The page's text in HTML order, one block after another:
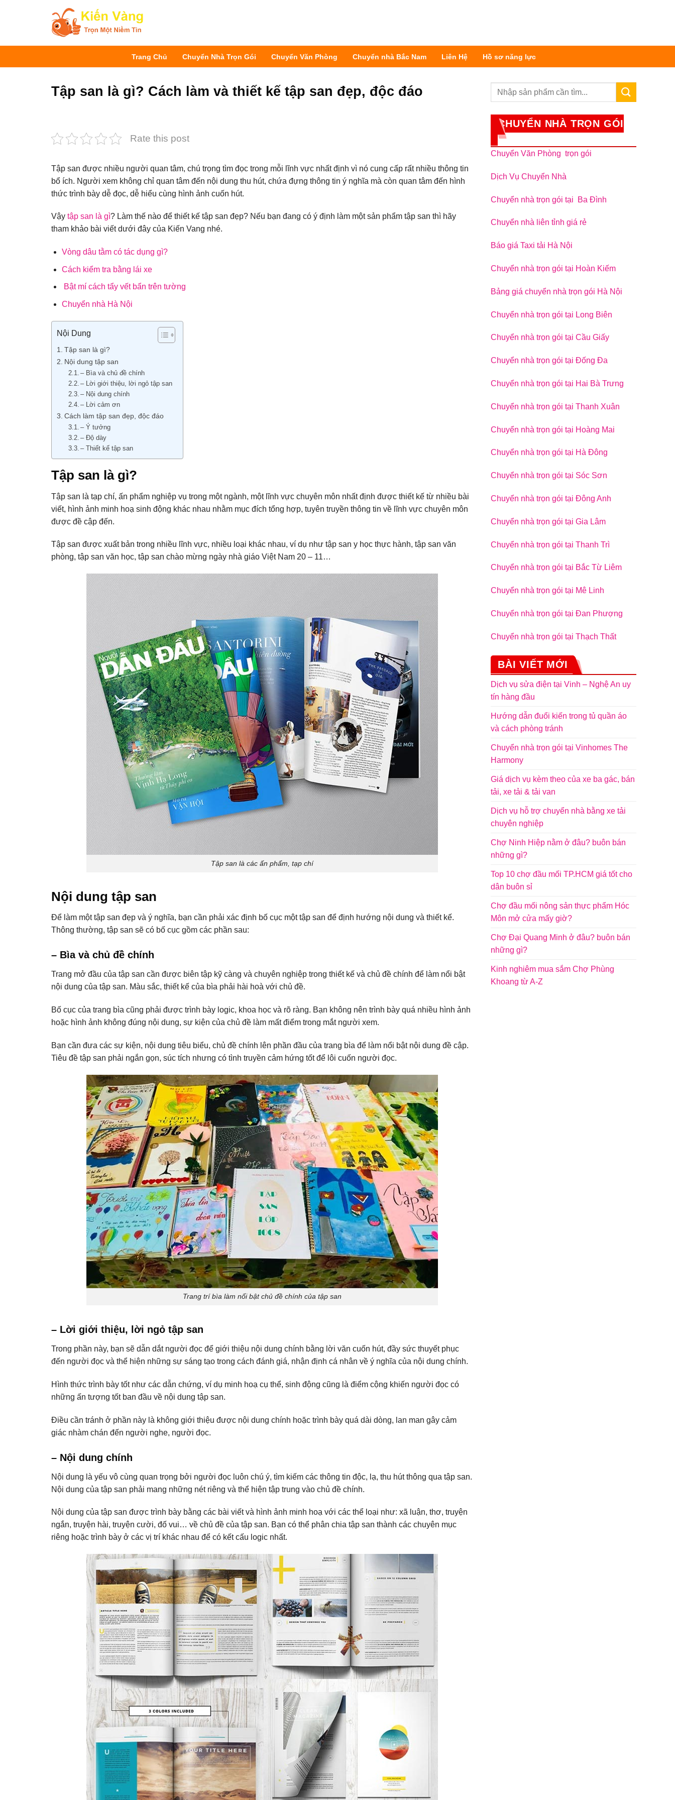
dung
Trang Chủ Chuyển Nhà Trọn Gói Chuyển Văn Phòng Chuyển nhà Bắc Nam Liên Hệ Hồ sơ năng lực
Tập san là gì? Cách làm và thiết kế tập san đẹp, độc đáo
Rate this post
Tập san được nhiều người quan tâm, chú trọng tìm đọc trong mỗi lĩnh vực nhất định vì nó cung cấp rất nhiều thông tin
bổ ích. Người xem không chỉ quan tâm đến nội dung thu hút, chứa đựng thông tin ý nghĩa mà còn quan tâm đến hình
thức trình bày dễ đọc, dễ hiểu cùng hình ảnh cuốn hút.
Vậy tập san là gì? Làm thế nào để thiết kế tập san đẹp? Nếu bạn đang có ý định làm một sản phẩm tập san thì hãy
tham khảo bài viết dưới đây của Kiến Vang nhé.
Vòng dâu tằm có tác dụng gì?
Cách kiểm tra bằng lái xe
Bật mí cách tẩy vết bẩn trên tường
Chuyển nhà Hà Nội
Nội Dung
Tập san là gì?
Nội dung tập san
– Bìa và chủ đề chính
– Lời giới thiệu, lời ngỏ tập san
– Nội dung chính
– Lời cảm ơn
Cách làm tập san đẹp, độc đáo
– Ý tưởng
– Độ dày
– Thiết kế tập san
Tập san là gì?
Tập san là tạp chí, ấn phẩm nghiệp vụ trong một ngành, một lĩnh vực chuyên môn nhất định được thiết kế từ nhiều bài
viết, hình ảnh minh hoạ sinh động khác nhau nhằm mục đích tổng hợp, tuyên truyền thông tin về lĩnh vực chuyên môn
được đề cập đến.
Tập san được xuất bản trong nhiều lĩnh vực, nhiều loại khác nhau, ví dụ như tập san y học thực hành, tập san văn
phòng, tập san văn học, tập san chào mừng ngày nhà giáo Việt Nam 20 – 11…
Tập san là các ấn phẩm, tạp chí
Nội dung tập san
Để làm một tập san đẹp và ý nghĩa, bạn cần phải xác định bố cục một tập san để định hướng nội dung và thiết kế.
Thông thường, tập san sẽ có bố cục gồm các phần sau:
– Bìa và chủ đề chính
Trang mở đầu của tập san cần được biên tập kỹ càng và chuyên nghiệp trong thiết kế và chủ đề chính để làm nổi bật
nội dung của tập san. Màu sắc, thiết kế của bìa phải hài hoà với chủ đề.
Bố cục của trang bìa cũng phải được trình bày logic, khoa học và rõ ràng. Bạn không nên trình bày quá nhiều hình ảnh
hoặc hình ảnh không đúng nội dung, sự kiện của chủ đề làm mất điểm trong mắt người xem.
Bạn cần đưa các sự kiện, nội dung tiêu biểu, chủ đề chính lên phần đầu của trang bìa để làm nổi bật nội dung đề cập.
Tiêu đề tập san phải ngắn gọn, súc tích nhưng có tình truyền cảm hứng tốt để lôi cuốn người đọc.
Trang trí bìa làm nổi bật chủ đề chính của tập san
– Lời giới thiệu, lời ngỏ tập san
Trong phần này, bạn sẽ dẫn dắt người đọc để giới thiệu nội dung chính bằng lời văn cuốn hút, đầy sức thuyết phục
đến người đọc và thể hiện những sự sáng tạo trong cách đánh giá, nhận định cá nhân về ý nghĩa của nội dung chính.
Hình thức trình bày tốt như các dẫn chứng, ví dụ minh hoạ cụ thể, sinh động cũng là điểm cộng khiến người đọc có
những ấn tượng tốt ban đầu về nội dung tập san.
Điều cần tránh ở phần này là không giới thiệu được nội dung chính hoặc trình bày quá dài dòng, lan man gây cảm
giác nhàm chán đến người nghe, người đọc.
– Nội dung chính
Nội dung là yếu vô cùng quan trọng bởi người đọc luôn chú ý, tìm kiếm các thông tin độc, lạ, thu hút thông qua tập san.
Nội dung của tập san phải mang những nét riêng và thể hiện tập trung vào chủ đề chính.
Nội dung của tập san được trình bày bằng các bài viết và hình ảnh minh hoạ với các thể loại như: xã luận, thơ, truyện
ngắn, truyện hài, truyện cười, đố vui… về chủ đề của tập san. Bạn có thể phân chia tập san thành các chuyên mục
riêng hoặc trình bày ở các vị trí khác nhau để có kết cấu logic nhất.
CHUYỂN NHÀ TRỌN GÓI
Chuyển Văn Phòng trọn gói
Dịch Vụ Chuyển Nhà
Chuyển nhà trọn gói tại Ba Đình
Chuyển nhà liên tỉnh giá rẻ
Báo giá Taxi tải Hà Nội
Chuyển nhà trọn gói tại Hoàn Kiếm
Bảng giá chuyển nhà trọn gói Hà Nội
Chuyển nhà trọn gói tại Long Biên
Chuyển nhà trọn gói tại Cầu Giấy
Chuyển nhà trọn gói tại Đống Đa
Chuyển nhà trọn gói tại Hai Bà Trưng
Chuyển nhà trọn gói tại Thanh Xuân
Chuyển nhà trọn gói tại Hoàng Mai
Chuyển nhà trọn gói tại Hà Đông
Chuyển nhà trọn gói tại Sóc Sơn
Chuyển nhà trọn gói tại Đông Anh
Chuyển nhà trọn gói tại Gia Lâm
Chuyển nhà trọn gói tại Thanh Trì
Chuyển nhà trọn gói tại Bắc Từ Liêm
Chuyển nhà trọn gói tại Mê Linh
Chuyển nhà trọn gói tại Đan Phượng
Chuyển nhà trọn gói tại Thạch Thất
BÀI VIẾT MỚI
Dịch vụ sửa điện tại Vinh – Nghệ An uy
tín hàng đầu
Hướng dẫn đuổi kiến trong tủ quần áo
và cách phòng tránh
Chuyển nhà trọn gói tại Vinhomes The
Harmony
Giá dịch vụ kèm theo của xe ba gác, bán
tải, xe tải & tải van
Dịch vụ hỗ trợ chuyển nhà bằng xe tải
chuyên nghiệp
Chợ Ninh Hiệp nằm ở đâu? buôn bán
những gì?
Top 10 chợ đầu mối TP.HCM giá tốt cho
dân buôn sỉ
Chợ đầu mối nông sản thực phẩm Hóc
Môn mở cửa mấy giờ?
Chợ Đại Quang Minh ở đâu? buôn bán
những gì?
Kinh nghiêm mua sắm Chợ Phùng
Khoang từ A-Z